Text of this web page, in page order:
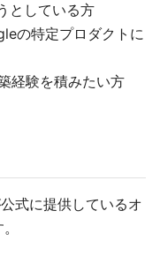
としている方
の特定プロダクトに
経験を積みたい方
式に提供しているオ